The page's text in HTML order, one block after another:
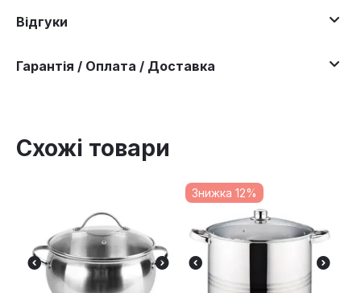
Відгуки
Гарантія / Оплата / Доставка
Схожі товари
Знижка 12%